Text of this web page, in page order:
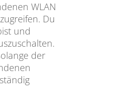
WLAN
Du
und
der